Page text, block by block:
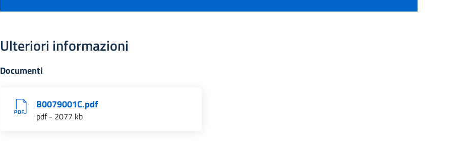
Ulteriori informazioni
Documenti
B0079001C.pdf
pdf - 2077 kb